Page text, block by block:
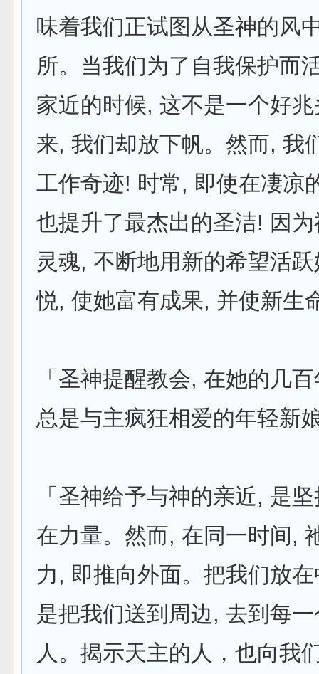
味着我们正试图从圣神的风
所。当我们为了自我保护而
家近的时候, 这不是一个好
来, 我们却放下帆。然而, 我
工作奇迹! 时常, 即使在凄凉
也提升了最杰出的圣洁! 因
灵魂, 不断地用新的希望活
悦, 使她富有成果, 并使新生
「圣神提醒教会, 在她的几
总是与主疯狂相爱的年轻新
「圣神给予与神的亲近, 是
在力量。然而, 在同一时间,
力, 即推向外面。把我们放
是把我们送到周边, 去到每
人。揭示天主的人，也向我